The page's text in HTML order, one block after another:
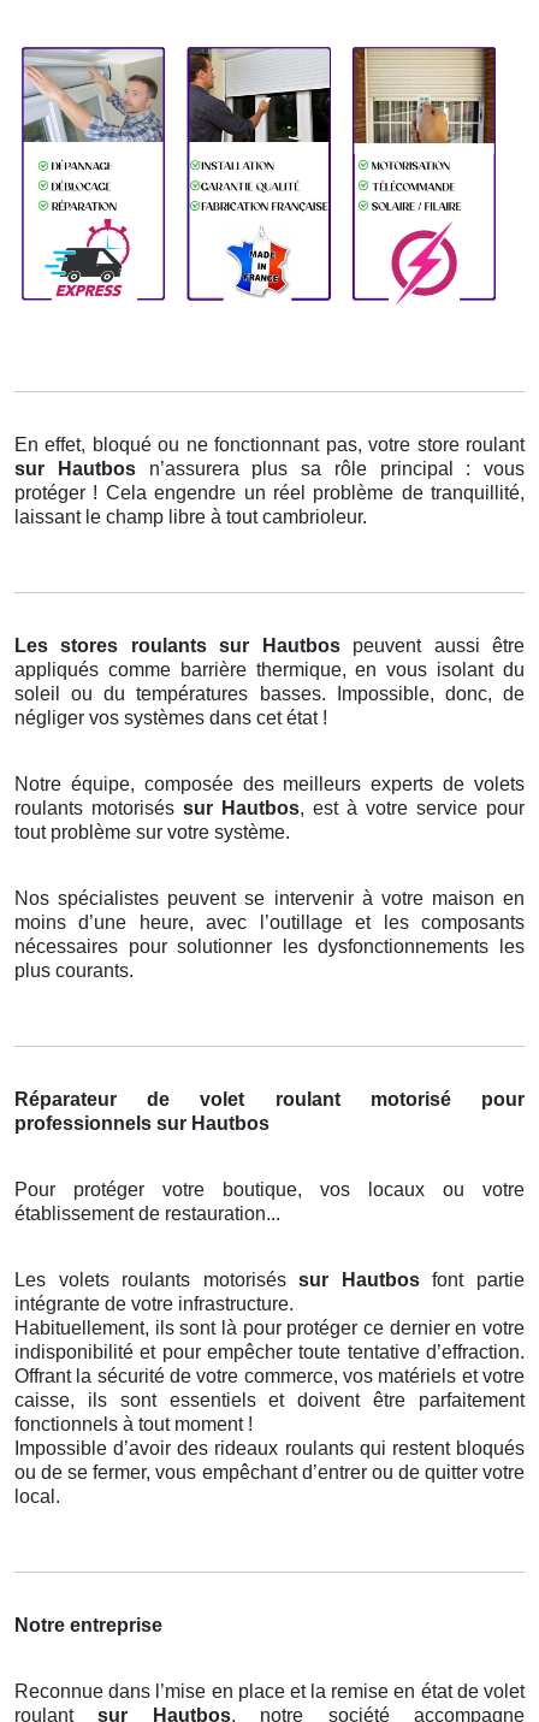
En effet, bloqué ou ne fonctionnant pas, votre store roulant
sur Hautbos n’assurera plus sa rôle principal : vous
protéger ! Cela engendre un réel problème de tranquillité,
laissant le champ libre à tout cambrioleur.
Les stores roulants sur Hautbos peuvent aussi être
appliqués comme barrière thermique, en vous isolant du
soleil ou du températures basses. Impossible, donc, de
négliger vos systèmes dans cet état !
Notre équipe, composée des meilleurs experts de volets
roulants motorisés sur Hautbos, est à votre service pour
tout problème sur votre système.
Nos spécialistes peuvent se intervenir à votre maison en
moins d’une heure, avec l’outillage et les composants
nécessaires pour solutionner les dysfonctionnements les
plus courants.
Réparateur de volet roulant motorisé pour
professionnels sur Hautbos
Pour protéger votre boutique, vos locaux ou votre
établissement de restauration...
Les volets roulants motoriséssur Hautbosfont partie
intégrante de votre infrastructure.
Habituellement, ils sont là pour protéger ce dernier en votre
indisponibilité et pour empêcher toute tentative d’effraction.
Offrant la sécurité de votre commerce, vos matériels et votre
caisse, ils sont essentiels et doivent être parfaitement
fonctionnels à tout moment !
Impossible d’avoir des rideaux roulants qui restent bloqués
ou de se fermer, vous empêchant d’entrer ou de quitter votre
local.
Notre entreprise
Reconnue dans l’mise en place et la remise en état de volet
roulantsur Hautbos, notre société accompagne